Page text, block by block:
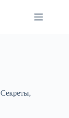
Секреты,